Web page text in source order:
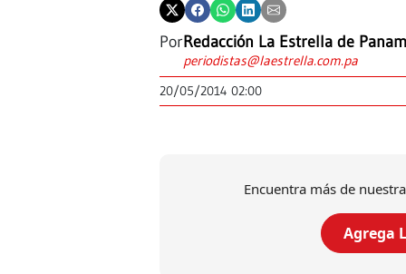
PorRedacción La Estrella de
periodistas@laestrella.com.pa
20/05/2014 02:00
Encuentra más de
Agrega